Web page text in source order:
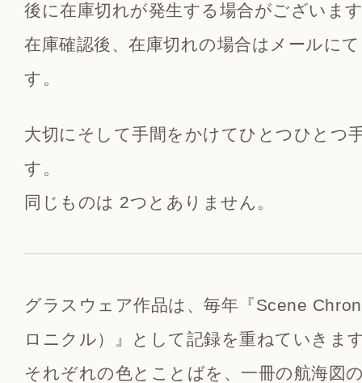
後に在庫切れが発生する場合がございま
在庫確認後、在庫切れの場合はメールに
す。
大切にそして手間をかけてひとつひとつ
す。
同じものは 2つとありません。
グラスウェア作品は、毎年『Scene
ロニクル）』として記録を重ねていきま
それぞれの色とことばを、一冊の航海図